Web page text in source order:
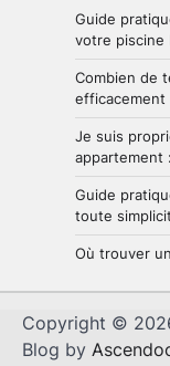
Guide
votre piscine
Combien de
efficacement
Je suis
appartement
Guide
toute
Où trouver
Copyright ©
Blog by